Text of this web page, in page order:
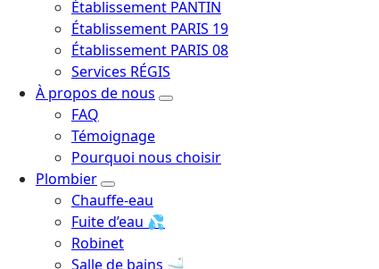
Établissement PANTIN
Établissement PARIS 19
Établissement PARIS 08
Services RÉGIS
À propos de nous
FAQ
Témoignage
Pourquoi nous choisir
Plombier
Chauffe-eau
Fuite d’eau 💦
Robinet
Salle de bains 🛁